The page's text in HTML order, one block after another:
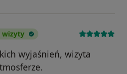
wizyty
wyjaśnień, wizyta